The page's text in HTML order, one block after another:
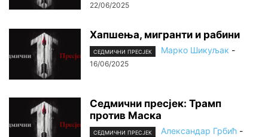
22/06/2025
Хапшења, мигранти и рабини
СЕДМИЧНИ ПРЕСЈЕК Марко Шикуљак -
16/06/2025
Седмични пресјек: Трамп
против Маска
СЕДМИЧНИ ПРЕСЈЕК Александар Грбић -